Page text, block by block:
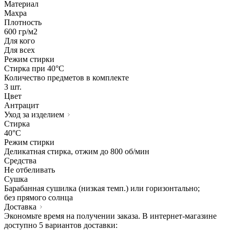
Материал
Махра
Плотность
600 гр/м2
Для кого
Для всех
Режим стирки
Стирка при 40°С
Количество предметов в комплекте
3 шт.
Цвет
Антрацит
Уход за изделием
Стирка
40°C
Режим стирки
Деликатная стирка, отжим до 800 об/мин
Средства
Не отбеливать
Сушка
Барабанная сушилка (низкая темп.) или горизонтально;
без прямого солнца
Доставка
Экономьте время на получении заказа. В интернет-магазине
доступно 5 вариантов доставки: